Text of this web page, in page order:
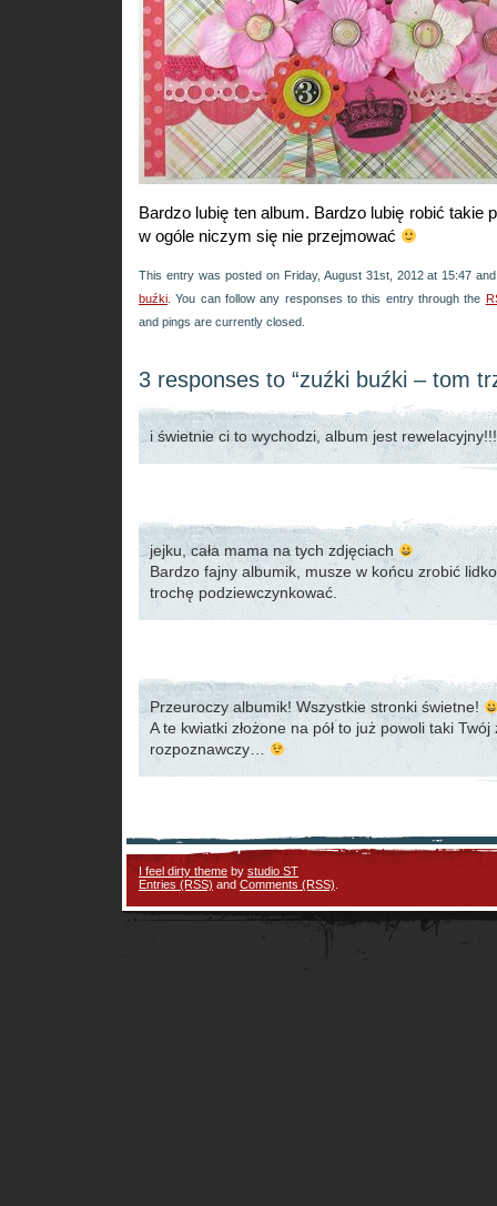
Bardzo lubię ten album. Bardzo lubię robić takie
w ogóle niczym się nie przejmować
This entry was posted on Friday, August 31st, 2012 at 15:47
buźki . You can follow any responses to this entry through the
and pings are currently closed.
3 responses to “zuźki buźki – tom
i świetnie ci to wychodzi, album jest rewelacyjny!!!
jejku, cała mama na tych zdjęciach
Bardzo fajny albumik, musze w końcu zrobić
trochę podziewczynkować.
Przeuroczy albumik! Wszystkie stronki świetne!
A te kwiatki złożone na pół to już powoli taki Twój
rozpoznawczy…
I feel dirty theme by studio ST
Entries (RSS) and Comments (RSS)